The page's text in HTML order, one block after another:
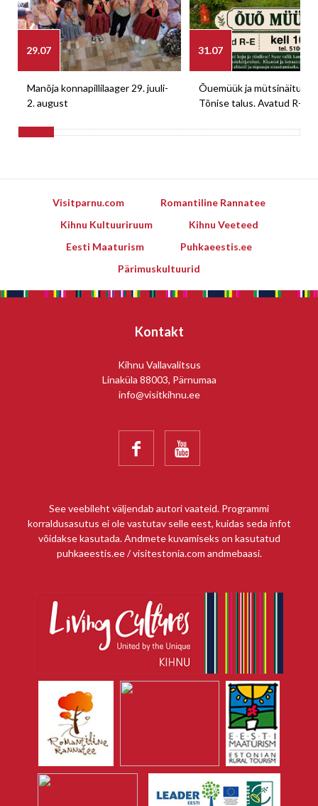
29.07
Manõja konnapillilaager 29. juuli-
2. august
31.07
Õuemüük ja mütsinäitus
Tõnise talus. Avatud R-E
Visitparnu.com
Romantiline Rannatee
Kihnu Kultuuriruum
Kihnu Veeteed
Eesti Maaturism
Puhkaeestis.ee
Pärimuskultuurid
Kontakt
Kihnu Vallavalitsus
Linaküla 88003, Pärnumaa
info@visitkihnu.ee
 
See veebileht väljendab autori vaateid. Programmi
korraldusasutus ei ole vastutav selle eest, kuidas seda infot
võidakse kasutada. Andmete kuvamiseks on kasutatud
puhkaeestis.ee / visitestonia.com andmebaasi.